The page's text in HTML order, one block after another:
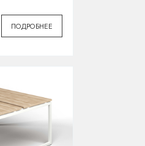
ПОДРОБНЕЕ